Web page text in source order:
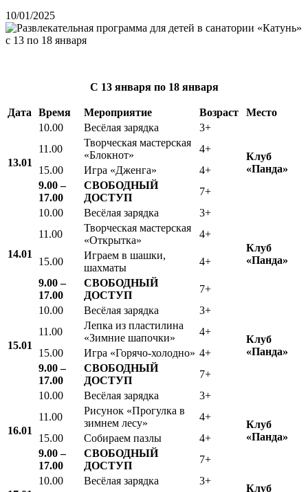
10/01/2025
С 13 января по 18 января
Дата Время Мероприятие Возраст Место
13.01
10.00 Весёлая зарядка 3+
Клуб
«Панда»
11.00
Творческая мастерская
«Блокнот»
4+
15.00
Игра «Дженга»
4+
9.00 –
17.00
СВОБОДНЫЙ
ДОСТУП
7+
14.01
10.00 Весёлая зарядка 3+
Клуб
«Панда»
11.00
Творческая мастерская
«Открытка»
4+
15.00
Играем в шашки,
шахматы
4+
9.00 –
17.00
СВОБОДНЫЙ
ДОСТУП
7+
15.01
10.00 Весёлая зарядка 3+
Клуб
«Панда»
11.00
Лепка из пластилина
«Зимние шапочки»
4+
15.00
Игра «Горячо-холодно» 4+
9.00 –
17.00
СВОБОДНЫЙ
ДОСТУП
7+
16.01
10.00 Весёлая зарядка 3+
Клуб
«Панда»
11.00
Рисунок «Прогулка в
зимнем лесу»
4+
15.00
Собираем пазлы
4+
9.00 –
17.00
СВОБОДНЫЙ
ДОСТУП
7+
10.00 Весёлая зарядка 3+
Клуб